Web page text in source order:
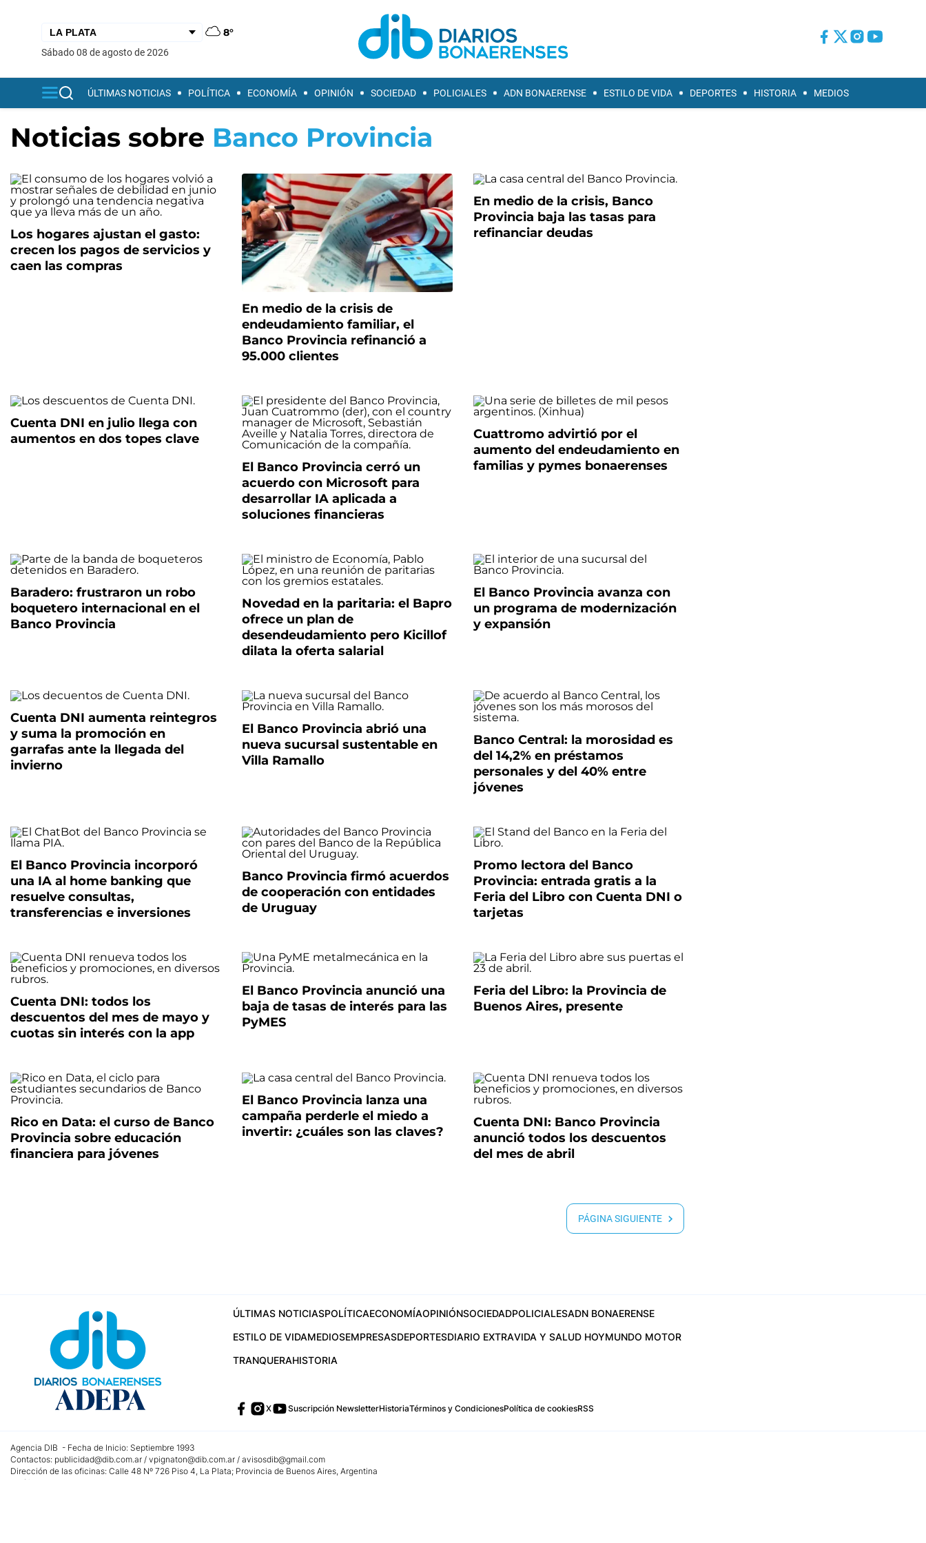
8°
sábado 08 de agosto de 2026
ÚLTIMAS NOTICIAS POLÍTICA ECONOMÍA OPINIÓN SOCIEDAD POLICIALES ADN BONAERENSE ESTILO DE VIDA DEPORTES HISTORIA MEDIOS
Noticias sobre Banco Provincia
Los hogares ajustan el gasto:
crecen los pagos de servicios y
caen las compras
En medio de la crisis de
endeudamiento familiar, el
Banco Provincia refinanció a
95.000 clientes
En medio de la crisis, Banco
Provincia baja las tasas para
refinanciar deudas
Cuenta DNI en julio llega con
aumentos en dos topes clave
El Banco Provincia cerró un
acuerdo con Microsoft para
desarrollar IA aplicada a
soluciones financieras
Cuattromo advirtió por el
aumento del endeudamiento en
familias y pymes bonaerenses
Baradero: frustraron un robo
boquetero internacional en el
Banco Provincia
Novedad en la paritaria: el Bapro
ofrece un plan de
desendeudamiento pero Kicillof
dilata la oferta salarial
El Banco Provincia avanza con
un programa de modernización
y expansión
Cuenta DNI aumenta reintegros
y suma la promoción en
garrafas ante la llegada del
invierno
El Banco Provincia abrió una
nueva sucursal sustentable en
Villa Ramallo
Banco Central: la morosidad es
del 14,2% en préstamos
personales y del 40% entre
jóvenes
El Banco Provincia incorporó
una IA al home banking que
resuelve consultas,
transferencias e inversiones
Banco Provincia firmó acuerdos
de cooperación con entidades
de Uruguay
Promo lectora del Banco
Provincia: entrada gratis a la
Feria del Libro con Cuenta DNI o
tarjetas
Cuenta DNI: todos los
descuentos del mes de mayo y
cuotas sin interés con la app
El Banco Provincia anunció una
baja de tasas de interés para las
PyMES
Feria del Libro: la Provincia de
Buenos Aires, presente
Rico en Data: el curso de Banco
Provincia sobre educación
financiera para jóvenes
El Banco Provincia lanza una
campaña perderle el miedo a
invertir: ¿cuáles son las claves?
Cuenta DNI: Banco Provincia
anunció todos los descuentos
del mes de abril
PÁGINA SIGUIENTE
ÚLTIMAS NOTICIASPOLÍTICAECONOMÍAOPINIÓNSOCIEDADPOLICIALESADN BONAERENSE
ESTILO DE VIDAMEDIOSEMPRESASDEPORTESDIARIO EXTRAVIDA Y SALUD HOYMUNDO MOTOR
TRANQUERAHISTORIA
X Suscripción NewsletterHistoriaTérminos y CondicionesPolítica de cookiesRSS
Agencia DIB - Fecha de Inicio: Septiembre 1993
Contactos: publicidad@dib.com.ar / vpignaton@dib.com.ar / avisosdib@gmail.com
Dirección de las oficinas: Calle 48 Nº 726 Piso 4, La Plata; Provincia de Buenos Aires, Argentina
Teléfono: +5492215022421 - Whatsapp: +5492215031783